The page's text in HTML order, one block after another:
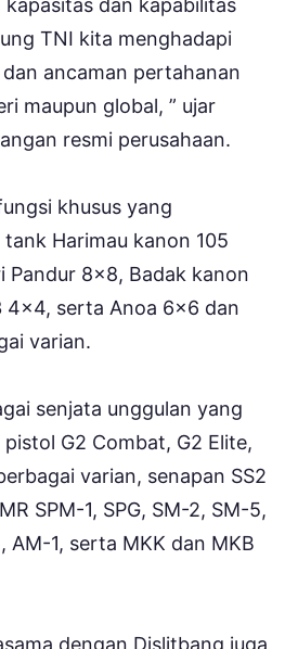
dan kapabilitas
TNI kita menghadapi
ancaman pertahanan
maupun global, ” ujar
resmi perusahaan.
khusus yang
Harimau kanon 105
Pandur 8×8, Badak kanon
4×4, serta Anoa 6×6 dan
varian.
senjata unggulan yang
G2 Combat, G2 Elite,
varian, senapan SS2
SPM-1, SPG, SM-2, SM-5,
AM-1, serta MKK dan MKB